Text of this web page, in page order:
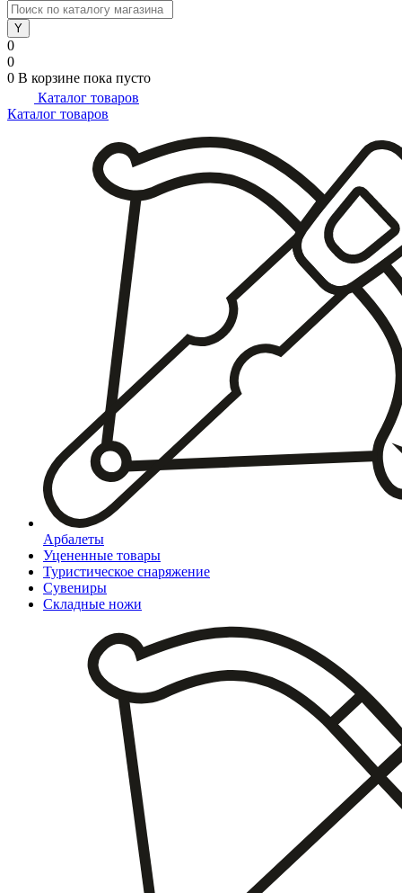
0
0
0 В корзине пока пусто
Каталог товаров
Каталог товаров
Арбалеты
Уцененные товары
Туристическое снаряжение
Сувениры
Складные ножи